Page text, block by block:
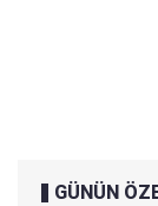
GÜNÜN